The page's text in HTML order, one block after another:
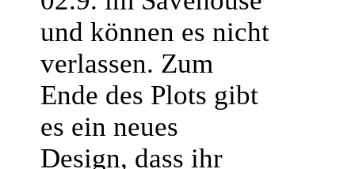
und können es nicht
verlassen. Zum
Ende des Plots gibt
es ein neues
Design, dass ihr